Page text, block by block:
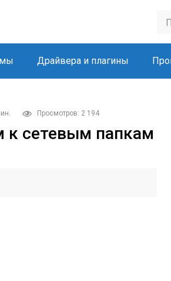
Драйвера и плагины
Просмотров: 2 194
к сетевым папкам